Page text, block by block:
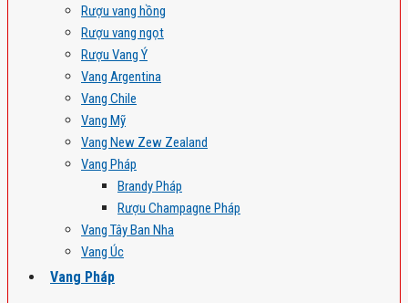
Rượu vang hồng
Rượu vang ngọt
Rượu Vang Ý
Vang Argentina
Vang Chile
Vang Mỹ
Vang New Zew Zealand
Vang Pháp
Brandy Pháp
Rượu Champagne Pháp
Vang Tây Ban Nha
Vang Úc
Vang Pháp